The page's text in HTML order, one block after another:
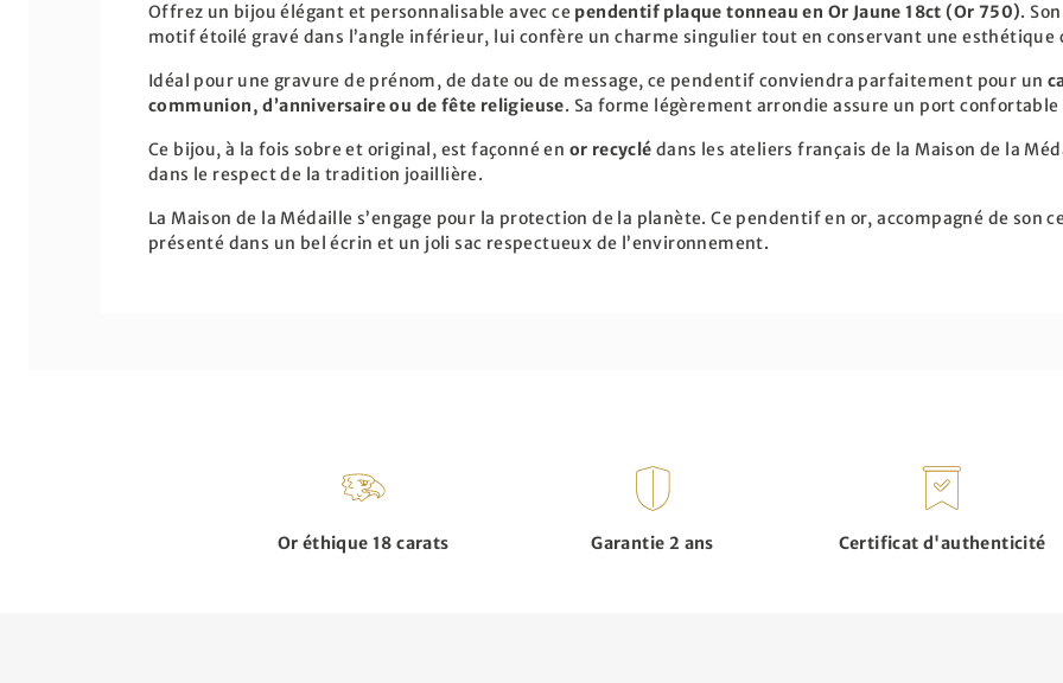
Offrez un bijou élégant et personnalisable avec ce pendentif plaque tonneau en Or Jaune 18ct (Or 750).
motif étoilé gravé dans l’angle inférieur, lui confère un charme singulier tout en conservant une esthétique
Idéal pour une gravure de prénom, de date ou de message, ce pendentif conviendra parfaitement pour un
communion, d’anniversaire ou de fête religieuse. Sa forme légèrement arrondie assure un port
Ce bijou, à la fois sobre et original, est façonné en or recyclé dans les ateliers français de la Maison de la
dans le respect de la tradition joaillière.
La Maison de la Médaille s’engage pour la protection de la planète. Ce pendentif en or, accompagné de son
présenté dans un bel écrin et un joli sac respectueux de l’environnement.
Or éthique 18 carats Garantie 2 ans Certificat d'authenticité